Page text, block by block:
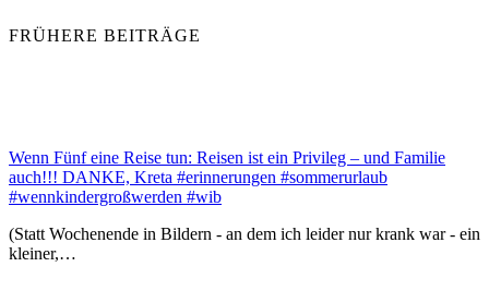
FRÜHERE BEITRÄGE
Wenn Fünf eine Reise tun: Reisen ist ein Privileg – und Familie
auch!!! DANKE, Kreta #erinnerungen #sommerurlaub
#wennkindergroßwerden #wib
(Statt Wochenende in Bildern - an dem ich leider nur krank war - ein
kleiner,…